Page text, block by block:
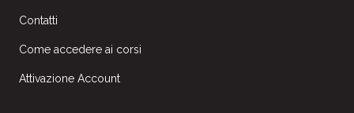
Contatti
Come accedere ai corsi
Attivazione Account